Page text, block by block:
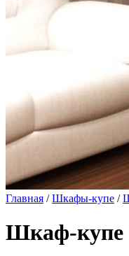
Главная /Шкафы-купе /
Шкаф-купе